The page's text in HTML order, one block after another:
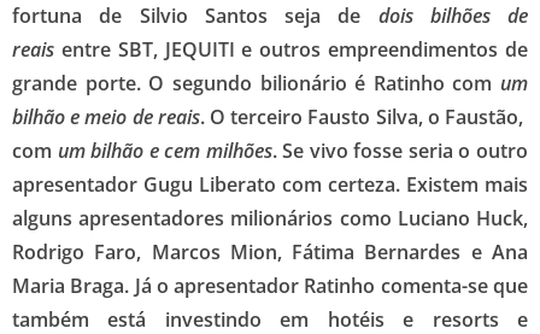
fortuna de Silvio Santos seja de dois bilhões de
reais entre SBT, JEQUITI e outros empreendimentos de
grande porte. O segundo bilionário é Ratinho com um
bilhão e meio de reais. O terceiro Fausto Silva, o Faustão,
com um bilhão e cem milhões. Se vivo fosse seria o outro
apresentador Gugu Liberato com certeza. Existem mais
alguns apresentadores milionários como Luciano Huck,
Rodrigo Faro, Marcos Mion, Fátima Bernardes e Ana
Maria Braga. Já o apresentador Ratinho comenta-se que
também está investindo em hotéis e resorts e